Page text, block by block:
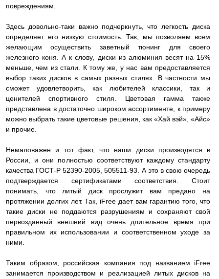
повреждениям.
Здесь довольно-таки важно подчеркнуть, что легкость диска
определяет его низкую стоимость. Так, мы позволяем всем
желающим осуществить заветный тюнинг для своего
железного коня. А к слову, диски из алюминия весят на 15%
меньше, чем из стали. К тому же, у нас вам предоставляется
выбор таких дисков в самых разных стилях. В частности мы
сможет удовлетворить, как любителей классики, так и
ценителей спортивного стиля. Цветовая гамма также
представлена в достаточно широком ассортименте, к примеру
можно выбрать такие цветовые решения, как «Хай вэй», «Айс»
и прочие.
Немаловажен и тот факт, что наши диски производятся в
России, и они полностью соответствуют каждому стандарту
качества ГОСТ-Р 52390-2005, 505511-93. А это в свою очередь
подтверждается сертификатами соответствия. Стоит
понимать, что литый диск прослужит вам предано на
протяжении долгих лет. Так, iFree дает вам гарантию того, что
такие диски не поддаются разрушениям и сохраняют свой
первозданный внешний вид очень длительное время при
правильном их использовании и соответственном уходе за
ними.
Таким образом, российская компания под названием iFree
занимается производством и реализацией литых дисков на